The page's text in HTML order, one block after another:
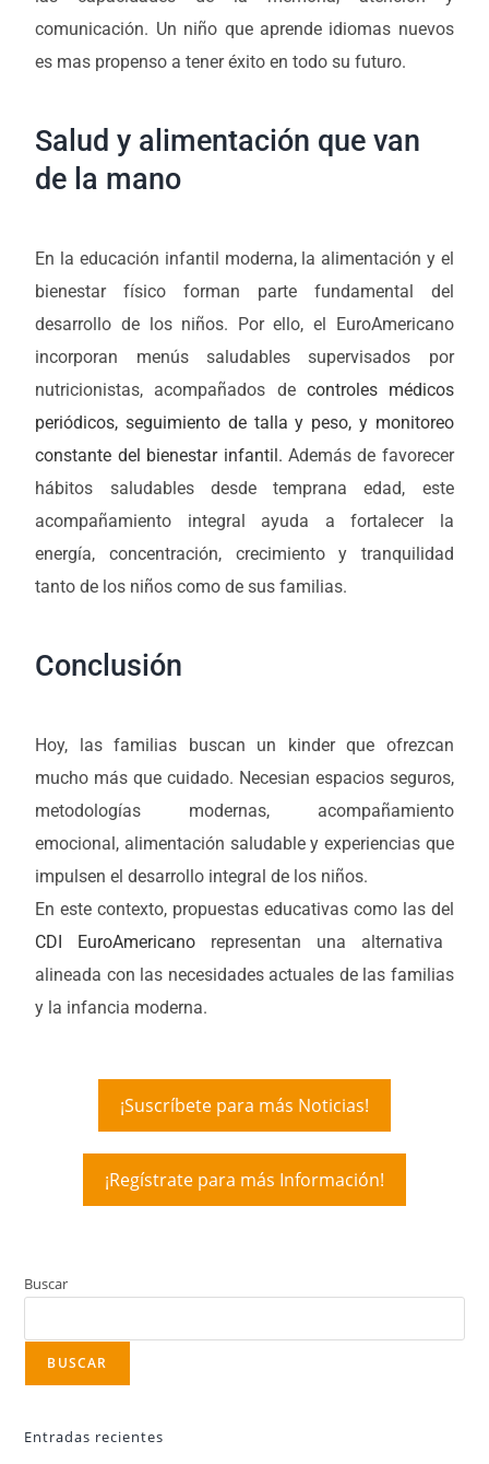
comunicación. Un niño que aprende idiomas nuevos
es mas propenso a tener éxito en todo su futuro.
Salud y alimentación que van
de la mano
En la educación infantil moderna, la alimentación y el
bienestar físico forman parte fundamental del
desarrollo de los niños. Por ello, el EuroAmericano
incorporan menús saludables supervisados por
nutricionistas, acompañados decontroles médicos
periódicos, seguimiento de talla y peso, y monitoreo
constante del bienestar infantil. Además de favorecer
hábitos saludables desde temprana edad, este
acompañamiento integral ayuda a fortalecer la
energía, concentración, crecimiento y tranquilidad
tanto de los niños como de sus familias.
Conclusión
Hoy, las familias buscan un kinder que ofrezcan
mucho más que cuidado. Necesian espacios seguros,
metodologías modernas, acompañamiento
emocional, alimentación saludable y experiencias que
impulsen el desarrollo integral de los niños.
En este contexto, propuestas educativas como las del
CDI EuroAmericano representan una alternativa
alineada con las necesidades actuales de las familias
y la infancia moderna.
¡Suscríbete para más Noticias!
¡Regístrate para más Información!
Buscar
BUSCAR
Entradas recientes